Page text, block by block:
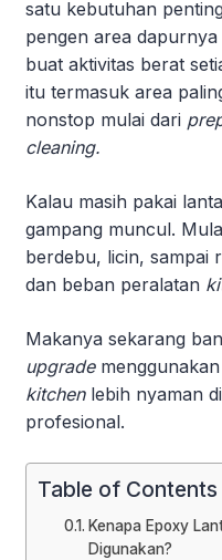
satu kebutuhan
pengen area
buat aktivitas berat
itu termasuk area
nonstop mulai dari
cleaning.
Kalau masih pakai
gampang muncul.
berdebu, licin, sampai
dan beban peralatan
Makanya sekarang
upgrade
kitchenlebih nyaman
profesional.
Table of Contents
Kenapa Epoxy
Digunakan?